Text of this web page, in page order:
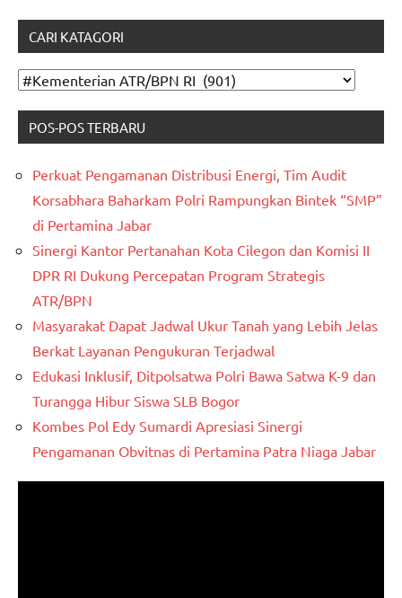
CARI KATAGORI
CARI
POS-POS TERBARU
Perkuat Pengamanan Distribusi Energi, Tim Audit
Korsabhara Baharkam Polri Rampungkan Bintek “SMP”
di Pertamina Jabar
Sinergi Kantor Pertanahan Kota Cilegon dan Komisi II
DPR RI Dukung Percepatan Program Strategis
ATR/BPN
Masyarakat Dapat Jadwal Ukur Tanah yang Lebih Jelas
Berkat Layanan Pengukuran Terjadwal
Edukasi Inklusif, Ditpolsatwa Polri Bawa Satwa K-9 dan
Turangga Hibur Siswa SLB Bogor
Kombes Pol Edy Sumardi Apresiasi Sinergi
Pengamanan Obvitnas di Pertamina Patra Niaga Jabar